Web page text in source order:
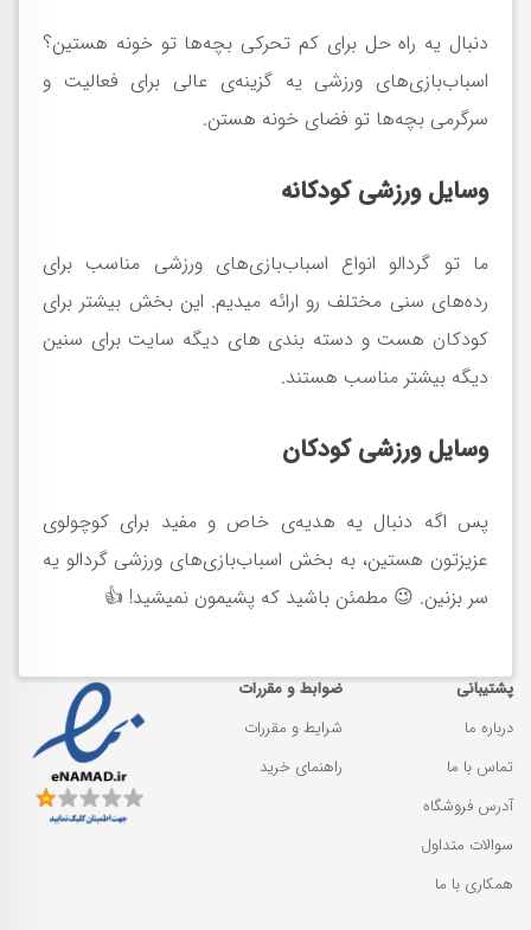
دنبال یه راه حل برای کم تحرکی بچه‌ها تو خونه هستین؟
اسباب‌بازی‌های ورزشی یه گزینه‌ی عالی برای فعالیت و
سرگرمی بچه‌ها تو فضای خونه هستن.
وسایل ورزشی کودکانه
ما تو گردالو انواع اسباب‌بازی‌های ورزشی مناسب برای
رده‌های سنی مختلف رو ارائه میدیم. این بخش بیشتر برای
کودکان هست و دسته بندی های دیگه سایت برای سنین
دیگه بیشتر مناسب هستند.
وسایل ورزشی کودکان
پس اگه دنبال یه هدیه‌ی خاص و مفید برای کوچولوی
عزیزتون هستین، به بخش اسباب‌بازی‌های ورزشی گردالو یه
سر بزنین. 😉 مطمئن باشید که پشیمون نمیشید! 👍
پشتیبانی
درباره ما
تماس با ما
آدرس فروشگاه
سوالات متداول
همکاری با ما
ضوابط و مقررات
شرایط و مقررات
راهنمای خرید